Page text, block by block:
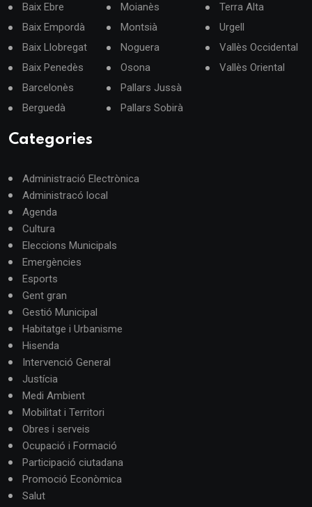
Baix Ebre
Baix Empordà
Baix Llobregat
Baix Penedès
Barcelonès
Berguedà
Moianès
Montsià
Noguera
Osona
Pallars Jussà
Pallars Sobirà
Terra Alta
Urgell
Vallès Occidental
Vallès Oriental
Categories
Administració Electrònica
Administracó local
Agenda
Cultura
Eleccions Municipals
Emergències
Esports
Gent gran
Gestió Municipal
Habitatge i Urbanisme
Hisenda
Intervenció General
Justícia
Medi Ambient
Mobilitat i Territori
Obres i serveis
Ocupació i Formació
Participació ciutadana
Promoció Econòmica
Salut